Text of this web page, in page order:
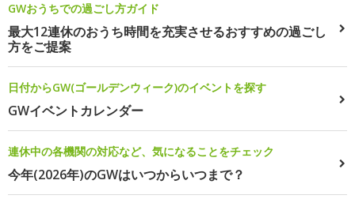
GWおうちでの過ごし方ガイド
最大12連休のおうち時間を充実させるおすすめの過ごし
方をご提案
日付からGW(ゴールデンウィーク)のイベントを探す
GWイベントカレンダー
連休中の各機関の対応など、気になることをチェック
今年(2026年)のGWはいつからいつまで？